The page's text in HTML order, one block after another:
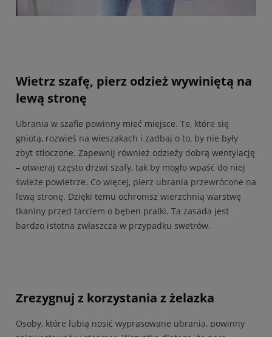
Wietrz szafę, pierz odzież wywiniętą na
lewą stronę
Ubrania w szafie powinny mieć miejsce. Te, które się
gniotą, rozwieś na wieszakach i zadbaj o to, by nie były
zbyt stłoczone. Zapewnij również odzieży dobrą wentylację
– otwieraj często drzwi szafy, tak by mogło wpaść do niej
świeże powietrze. Co więcej, pierz ubrania przewrócone na
lewą stronę. Dzięki temu ochronisz wierzchnią warstwę
tkaniny przed tarciem o bęben pralki. Ta zasada jest
bardzo istotna zwłaszcza w przypadku swetrów.
Zrezygnuj z korzystania z żelazka
Osoby, które lubią nosić wyprasowane ubrania, powinny